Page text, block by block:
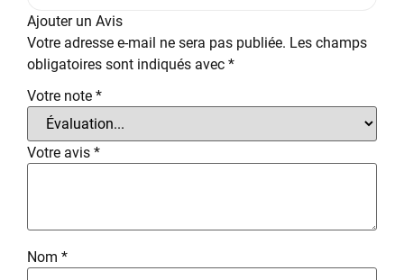
Ajouter un Avis
Votre adresse e-mail ne sera pas publiée. Les champs
obligatoires sont indiqués avec *
Votre note *
Votre avis *
Nom *